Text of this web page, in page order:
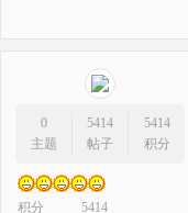
0
主题
5414
帖子
5414
积分
积分 5414